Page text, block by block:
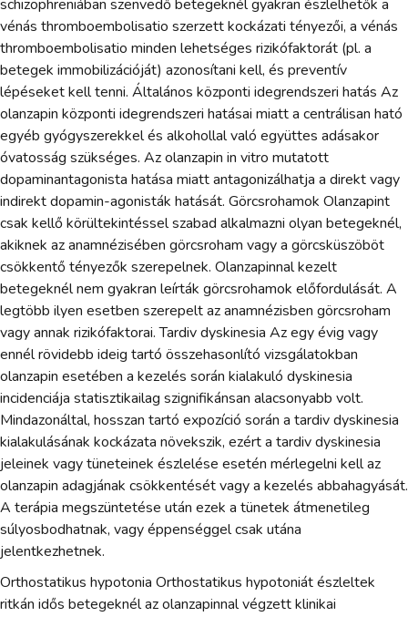
schizophreniában szenvedő betegeknél gyakran észlelhetők a
vénás thromboembolisatio szerzett kockázati tényezői, a vénás
thromboembolisatio minden lehetséges rizikófaktorát (pl. a
betegek immobilizációját) azonosítani kell, és preventív
lépéseket kell tenni. Általános központi idegrendszeri hatás Az
olanzapin központi idegrendszeri hatásai miatt a centrálisan ható
egyéb gyógyszerekkel és alkohollal való együttes adásakor
óvatosság szükséges. Az olanzapin in vitro mutatott
dopaminantagonista hatása miatt antagonizálhatja a direkt vagy
indirekt dopamin-agonisták hatását. Görcsrohamok Olanzapint
csak kellő körültekintéssel szabad alkalmazni olyan betegeknél,
akiknek az anamnézisében görcsroham vagy a görcsküszöböt
csökkentő tényezők szerepelnek. Olanzapinnal kezelt
betegeknél nem gyakran leírták görcsrohamok előfordulását. A
legtöbb ilyen esetben szerepelt az anamnézisben görcsroham
vagy annak rizikófaktorai. Tardiv dyskinesia Az egy évig vagy
ennél rövidebb ideig tartó összehasonlító vizsgálatokban
olanzapin esetében a kezelés során kialakuló dyskinesia
incidenciája statisztikailag szignifikánsan alacsonyabb volt.
Mindazonáltal, hosszan tartó expozíció során a tardiv dyskinesia
kialakulásának kockázata növekszik, ezért a tardiv dyskinesia
jeleinek vagy tüneteinek észlelése esetén mérlegelni kell az
olanzapin adagjának csökkentését vagy a kezelés abbahagyását.
A terápia megszüntetése után ezek a tünetek átmenetileg
súlyosbodhatnak, vagy éppenséggel csak utána
jelentkezhetnek.
Orthostatikus hypotonia Orthostatikus hypotoniát észleltek
ritkán idős betegeknél az olanzapinnal végzett klinikai